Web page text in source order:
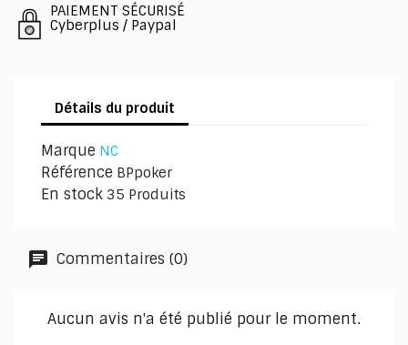
PAIEMENT SÉCURISÉ
Cyberplus / Paypal
Détails du produit
Marque NC
Référence BPpoker
En stock 35 Produits
Commentaires (0)
Aucun avis n'a été publié pour le moment.